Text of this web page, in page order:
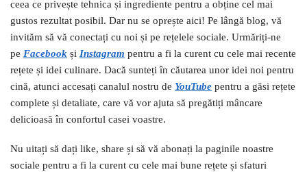
ceea ce privește tehnica și ingrediente pentru a obține cel mai
gustos rezultat posibil. Dar nu se oprește aici! Pe lângă blog, vă
invităm să vă conectați cu noi și pe rețelele sociale. Urmăriți-ne
pe Facebook și Instagram pentru a fi la curent cu cele mai recente
rețete și idei culinare. Dacă sunteți în căutarea unor idei noi pentru
cină, atunci accesați canalul nostru de YouTube pentru a găsi rețete
complete și detaliate, care vă vor ajuta să pregătiți mâncare
delicioasă în confortul casei voastre.
Nu uitați să dați like, share și să vă abonați la paginile noastre
sociale pentru a fi la curent cu cele mai bune rețete și sfaturi